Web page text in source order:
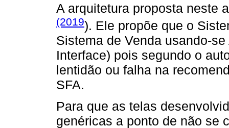
A arquitetura proposta neste
(2019). Ele propõe que o
Sistema de Venda usando-
Interface) pois segundo o
lentidão ou falha na
SFA.
Para que as telas
genéricas a ponto de não se